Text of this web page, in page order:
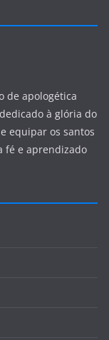
de apologética
à glória do
equipar os santos
fé e aprendizado